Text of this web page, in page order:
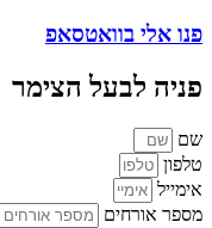
פנו אלי בוואטסאפ
פניה לבעל הצימר
שם
טלפון
אימייל
מספר אורחים